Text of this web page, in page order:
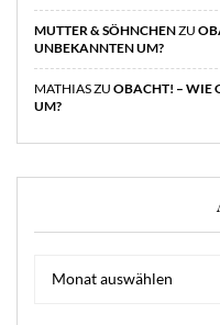
MUTTER & SÖHNCHENZU
UNBEKANNTEN UM?
MATHIASZU OBACHT! – WIE
UM?
Monat auswählen
Archiv